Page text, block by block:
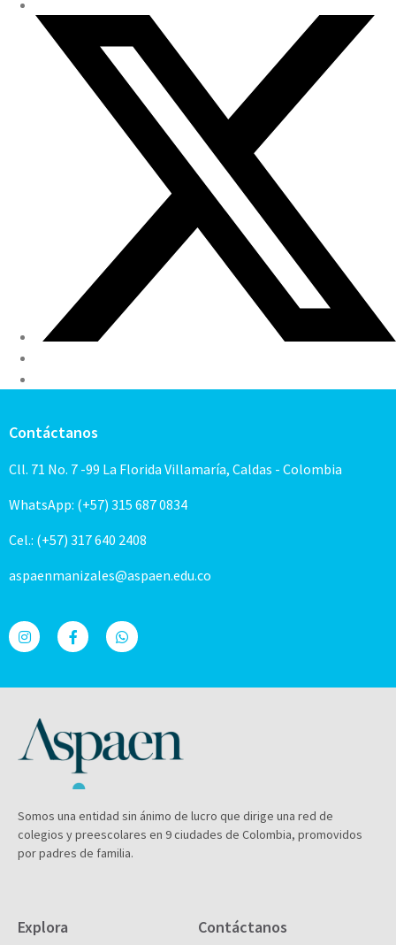
Contáctanos
Cll. 71 No. 7 -99 La Florida Villamaría, Caldas - Colombia
WhatsApp: (+57) 315 687 0834
Cel.: (+57) 317 640 2408
aspaenmanizales@aspaen.edu.co
Somos una entidad sin ánimo de lucro que dirige una red de
colegios y preescolares en 9 ciudades de Colombia, promovidos
por padres de familia.
Explora Contáctanos